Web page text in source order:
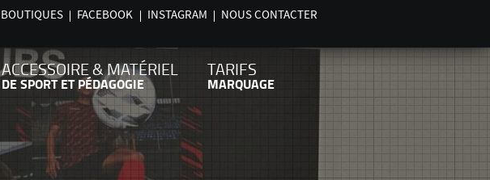
BOUTIQUES FACEBOOK INSTAGRAM NOUS CONTACTER
ACCESSOIRE & MATÉRIEL
DE SPORT ET PÉDAGOGIE
TARIFS
MARQUAGE